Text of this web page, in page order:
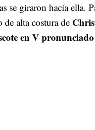
se giraron hacía ella.
de alta costura de
en V pronunciado